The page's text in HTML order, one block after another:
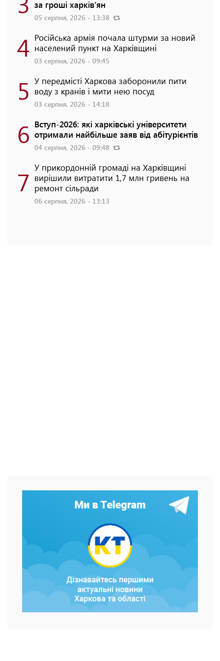
за гроші харків'ян
05 серпня, 2026 - 13:38
4 Російська армія почала штурми за новий
населений пункт на Харківщині
03 серпня, 2026 - 09:45
5 У передмісті Харкова заборонили пити
воду з кранів і мити нею посуд
03 серпня, 2026 - 14:18
6 Вступ-2026: які харківські університети
отримали найбільше заяв від абітурієнтів
04 серпня, 2026 - 09:48
7 У прикордонній громаді на Харківщині
вирішили витратити 1,7 млн гривень на
ремонт сільради
06 серпня, 2026 - 13:13